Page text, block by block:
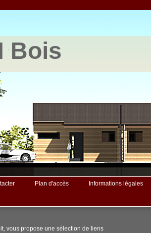
Bois
Plan d'accès Informations légales
vous propose une sélection de liens